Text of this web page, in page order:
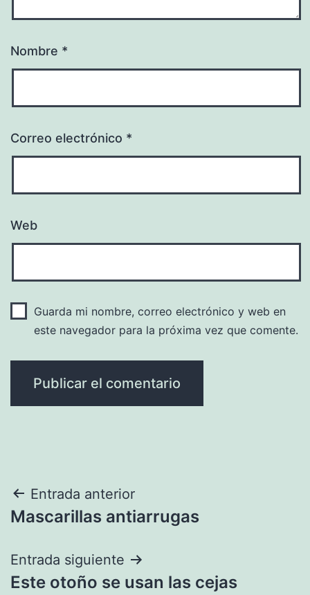
Nombre *
Correo electrónico *
Web
Guarda mi nombre, correo electrónico y web en
este navegador para la próxima vez que comente.
Navegación
de
entradas
Entrada anterior
Mascarillas antiarrugas
Entrada siguiente
Este otoño se usan las cejas